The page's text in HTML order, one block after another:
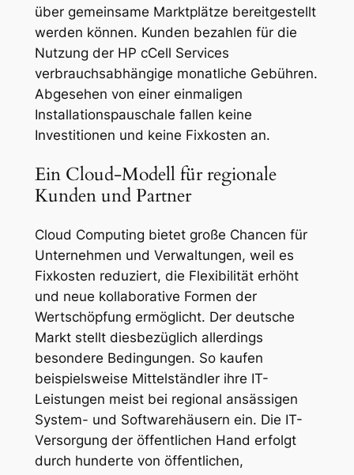
über gemeinsame Marktplätze bereitgestellt
werden können. Kunden bezahlen für die
Nutzung der HP cCell Services
verbrauchsabhängige monatliche Gebühren.
Abgesehen von einer einmaligen
Installationspauschale fallen keine
Investitionen und keine Fixkosten an.
Ein Cloud-Modell für regionale
Kunden und Partner
Cloud Computing bietet große Chancen für
Unternehmen und Verwaltungen, weil es
Fixkosten reduziert, die Flexibilität erhöht
und neue kollaborative Formen der
Wertschöpfung ermöglicht. Der deutsche
Markt stellt diesbezüglich allerdings
besondere Bedingungen. So kaufen
beispielsweise Mittelständler ihre IT-
Leistungen meist bei regional ansässigen
System- und Softwarehäusern ein. Die IT-
Versorgung der öffentlichen Hand erfolgt
durch hunderte von öffentlichen,